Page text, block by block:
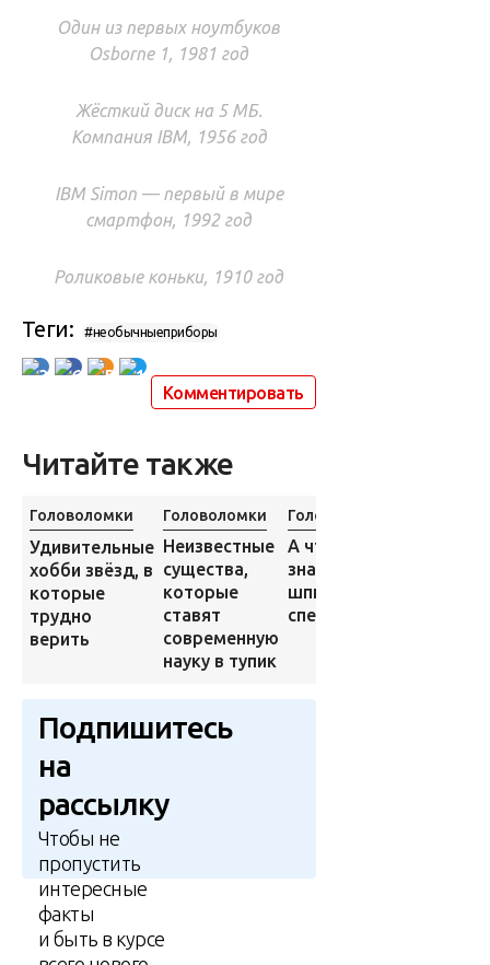
Один из первых ноутбуков
Osborne 1, 1981 год
Жёсткий диск на 5 МБ.
Компания IBM, 1956 год
IBM Simon — первый в мире
смартфон, 1992 год
Роликовые коньки, 1910 год
Теги: #необычныеприборы
3 6 5 1
Комментировать
Читайте также
Головоломки
Удивительные
хобби звёзд, в
которые
трудно
верить
Головоломки
Неизвестные
существа,
которые
ставят
современную
науку в тупик
Головоломки
А что вы
знаете о
шпионах и
спецслужбах?
Подпишитесь
на
рассылку
Чтобы не
пропустить
интересные
факты
и быть в курсе